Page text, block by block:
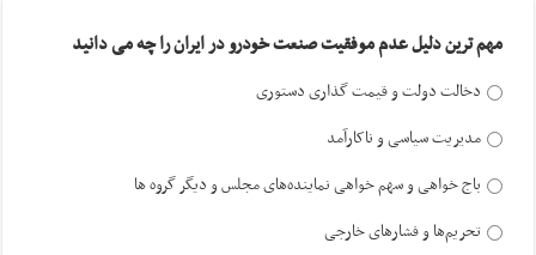
مهم ترین دلیل عدم موفقیت صنعت خودرو در ایران را چه می دانید
دخالت دولت و قیمت گذاری دستوری
مدیریت سیاسی و ناکارآمد
باج خواهی و سهم خواهی نماینده‌های مجلس و دیگر گروه ها
تحریم‌ها و فشارهای خارجی